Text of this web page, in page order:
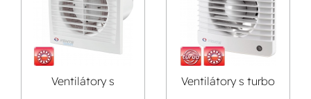
Ventilátory s
Ventilátory s turbo